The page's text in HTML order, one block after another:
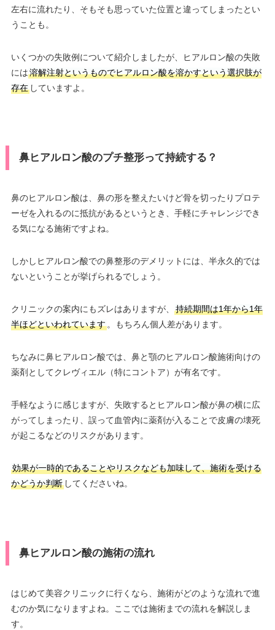
左右に流れたり、そもそも思っていた位置と違ってしまったとい
うことも。
いくつかの失敗例について紹介しましたが、ヒアルロン酸の失敗
には溶解注射というものでヒアルロン酸を溶かすという選択肢が
存在していますよ。
鼻ヒアルロン酸のプチ整形って持続する？
鼻のヒアルロン酸は、鼻の形を整えたいけど骨を切ったりプロテ
ーゼを入れるのに抵抗があるというとき、手軽にチャレンジでき
る気になる施術ですよね。
しかしヒアルロン酸での鼻整形のデメリットには、半永久的では
ないということが挙げられるでしょう。
クリニックの案内にもズレはありますが、
持続期間は1年から1年
半ほどといわれています。もちろん個人差があります。
ちなみに鼻ヒアルロン酸では、鼻と顎のヒアルロン酸施術向けの
薬剤としてクレヴィエル（特にコントア）が有名です。
手軽なように感じますが、失敗するとヒアルロン酸が鼻の横に広
がってしまったり、誤って血管内に薬剤が入ることで皮膚の壊死
が起こるなどのリスクがあります。
効果が一時的であることやリスクなども加味して、施術を受ける
かどうか判断してくださいね。
鼻ヒアルロン酸の施術の流れ
はじめて美容クリニックに行くなら、施術がどのような流れで進
むのか気になりますよね。ここでは施術までの流れを解説しま
す。